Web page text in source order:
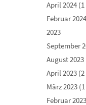
April 2024
Februar
2023
September
August
April 2023
März 2023
Februar